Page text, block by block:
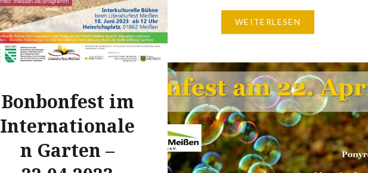
Meißen mit der Interkulturellen
dem Motto „Schauplatz für
Vielfalt, Begegnung und
Perspektivwechsel“ findet am
Samstag, 10. Juni 2023 ab 12
Uhr auf dem Heinrichsplatz,
01662 Meißen statt. Diakonie
WEITERLESEN
Bonbonfest im
Internationale
n Garten –